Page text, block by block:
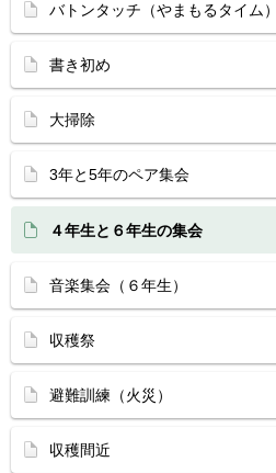
バトンタッチ（やまもるタイム）
書き初め
大掃除
3年と5年のペア集会
４年生と６年生の集会
音楽集会（６年生）
収穫祭
避難訓練（火災）
収穫間近